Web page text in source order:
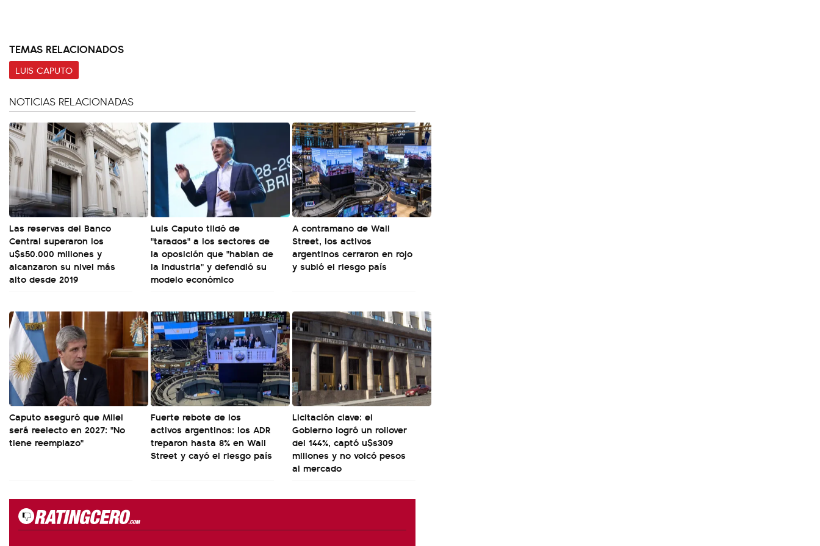
TEMAS RELACIONADOS
LUIS CAPUTO
NOTICIAS RELACIONADAS
Las reservas del Banco
Central superaron los
u$s50.000 millones y
alcanzaron su nivel más
alto desde 2019
Luis Caputo tildó de
"tarados" a los sectores de
la oposición que "hablan de
la industria" y defendió su
modelo económico
A contramano de Wall
Street, los activos
argentinos cerraron en rojo
y subió el riesgo país
Caputo aseguró que Milei
será reelecto en 2027: "No
tiene reemplazo"
Fuerte rebote de los
activos argentinos: los ADR
treparon hasta 8% en Wall
Street y cayó el riesgo país
Licitación clave: el
Gobierno logró un rollover
del 144%, captó u$s309
millones y no volcó pesos
al mercado